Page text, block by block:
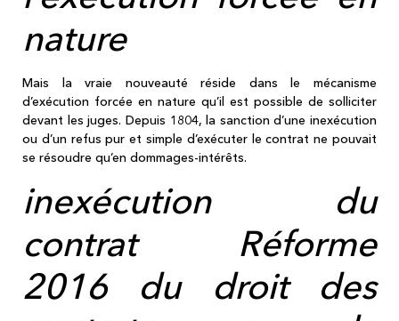
nature
Mais la vraie nouveauté réside dans le mécanisme
d’exécution forcée en nature qu’il est possible de solliciter
devant les juges. Depuis 1804, la sanction d’une inexécution
ou d’un refus pur et simple d’exécuter le contrat ne pouvait
se résoudre qu’en dommages-intérêts.
inexécution du
contrat Réforme
2016 du droit des